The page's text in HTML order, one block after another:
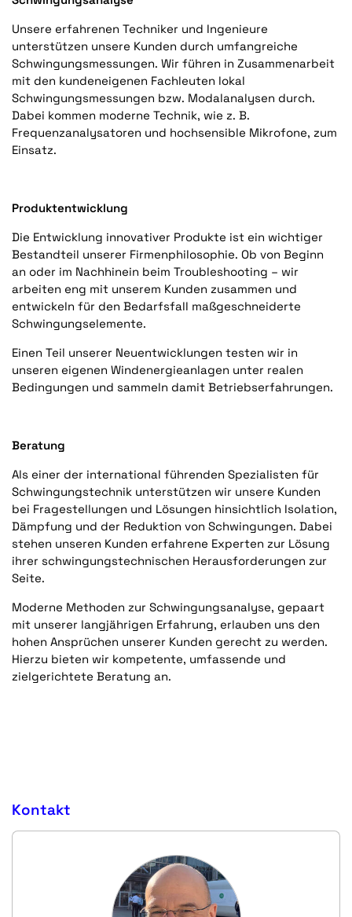
Unsere erfahrenen Techniker und Ingenieure
unterstützen unsere Kunden durch umfangreiche
Schwingungsmessungen. Wir führen in Zusammenarbeit
mit den kundeneigenen Fachleuten lokal
Schwingungsmessungen bzw. Modalanalysen durch.
Dabei kommen moderne Technik, wie z. B.
Frequenzanalysatoren und hochsensible Mikrofone, zum
Einsatz.
Produktentwicklung
Die Entwicklung innovativer Produkte ist ein wichtiger
Bestandteil unserer Firmenphilosophie. Ob von Beginn
an oder im Nachhinein beim Troubleshooting – wir
arbeiten eng mit unserem Kunden zusammen und
entwickeln für den Bedarfsfall maßgeschneiderte
Schwingungselemente.
Einen Teil unserer Neuentwicklungen testen wir in
unseren eigenen Windenergieanlagen unter realen
Bedingungen und sammeln damit Betriebserfahrungen.
Beratung
Als einer der international führenden Spezialisten für
Schwingungstechnik unterstützen wir unsere Kunden
bei Fragestellungen und Lösungen hinsichtlich Isolation,
Dämpfung und der Reduktion von Schwingungen. Dabei
stehen unseren Kunden erfahrene Experten zur Lösung
ihrer schwingungstechnischen Herausforderungen zur
Seite.
Moderne Methoden zur Schwingungsanalyse, gepaart
mit unserer langjährigen Erfahrung, erlauben uns den
hohen Ansprüchen unserer Kunden gerecht zu werden.
Hierzu bieten wir kompetente, umfassende und
zielgerichtete Beratung an.
Kontakt